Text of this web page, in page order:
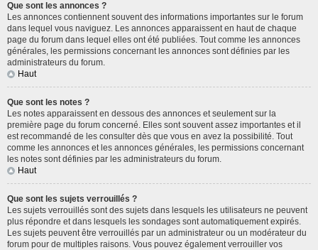
Que sont les annonces ?
Les annonces contiennent souvent des informations importantes sur le forum
dans lequel vous naviguez. Les annonces apparaissent en haut de chaque
page du forum dans lequel elles ont été publiées. Tout comme les annonces
générales, les permissions concernant les annonces sont définies par les
administrateurs du forum.
Haut
Que sont les notes ?
Les notes apparaissent en dessous des annonces et seulement sur la
première page du forum concerné. Elles sont souvent assez importantes et il
est recommandé de les consulter dès que vous en avez la possibilité. Tout
comme les annonces et les annonces générales, les permissions concernant
les notes sont définies par les administrateurs du forum.
Haut
Que sont les sujets verrouillés ?
Les sujets verrouillés sont des sujets dans lesquels les utilisateurs ne peuvent
plus répondre et dans lesquels les sondages sont automatiquement expirés.
Les sujets peuvent être verrouillés par un administrateur ou un modérateur du
forum pour de multiples raisons. Vous pouvez également verrouiller vos